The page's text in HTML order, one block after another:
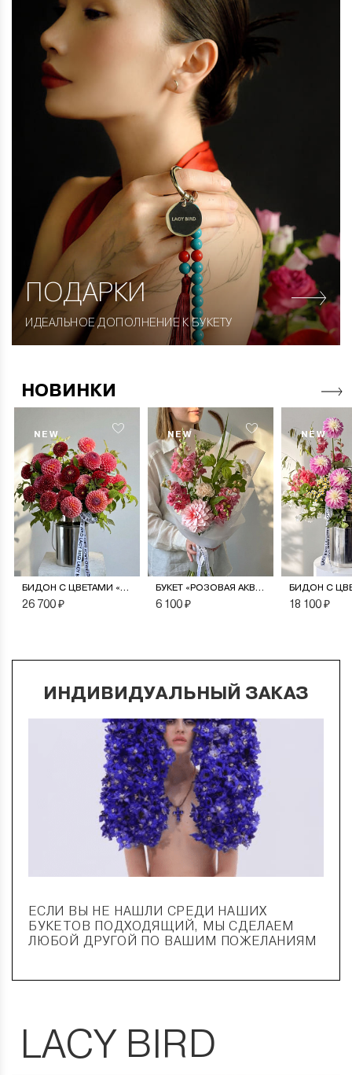
ПОДАРКИ
ИДЕАЛЬНОЕ ДОПОЛНЕНИЕ К БУКЕТУ
НОВИНКИ
NEW
БИДОН С ЦВЕТАМИ «МОНПАНСЬЕ»
26 700 ₽
NEW
БУКЕТ «РОЗОВАЯ АКВАРЕЛЬ»
6 100 ₽
NEW
18 100 ₽
ИНДИВИДУАЛЬНЫЙ ЗАКАЗ
ЕСЛИ ВЫ НЕ НАШЛИ СРЕДИ НАШИХ
БУКЕТОВ ПОДХОДЯЩИЙ, МЫ СДЕЛАЕМ
ЛЮБОЙ ДРУГОЙ ПО ВАШИМ ПОЖЕЛАНИЯМ
LACY BIRD